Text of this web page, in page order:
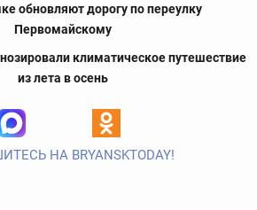
обновляют дорогу по переулку
Первомайскому
климатическое путешествие
из лета в осень
НА BRYANSKTODAY!